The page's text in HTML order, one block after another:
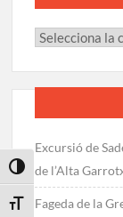
Toggle High
Toggle Font size
Categories
Excursió de
de l’Alta
Fageda de la